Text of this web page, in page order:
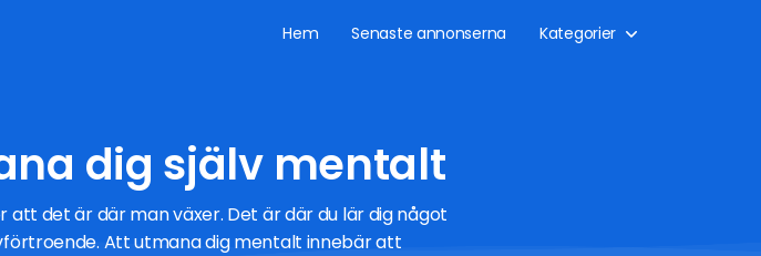
Hem Senaste annonserna Kategorier
dig själv mentalt
det är där man växer. Det är där du lär dig något
Att utmana dig mentalt innebär att